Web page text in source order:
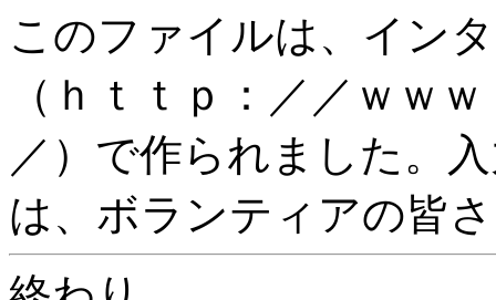
このファイルは、イン
（ｈｔｔｐ：／／ｗｗ
／）で作られました。
は、ボランティアの皆